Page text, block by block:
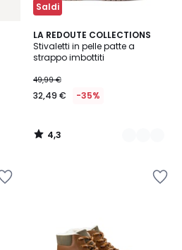
Saldi
LA REDOUTE COLLECTIONS
Stivaletti in pelle patte a
strappo imbottiti
49,99 €
32,49 € -35%
4,3
/ 5
2
Colori
4,3
/